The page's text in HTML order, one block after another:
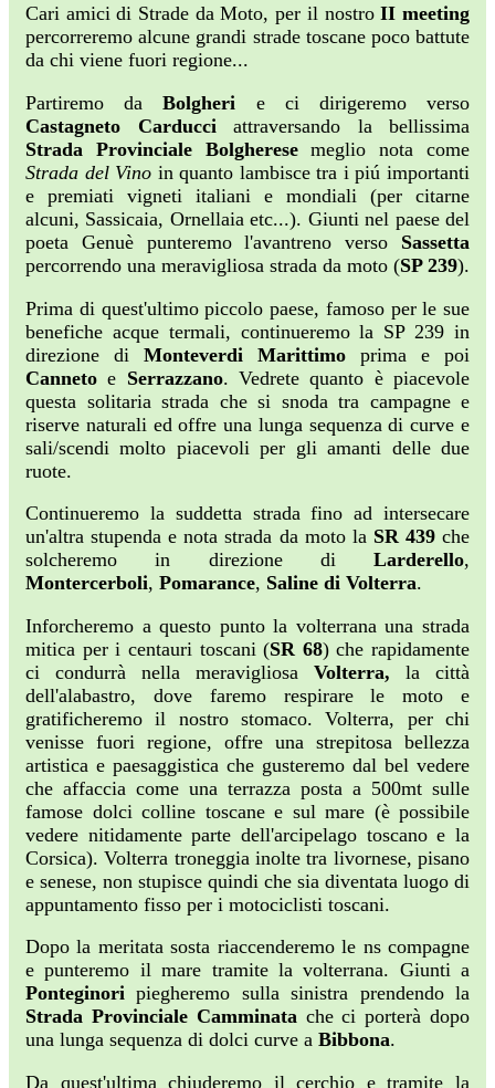
Cari amici di Strade da Moto, per il nostroII meeting
percorreremo alcune grandi strade toscane poco battute
da chi viene fuori regione...
Partiremo daBolgheri e ci dirigeremo verso
Castagneto Carducci attraversando la bellissima
Strada Provinciale Bolgheresemeglio nota come
Strada del Vino in quanto lambisce tra i piú importanti
e premiati vigneti italiani e mondiali (per citarne
alcuni, Sassicaia, Ornellaia etc...). Giunti nel paese del
poeta Genuè punteremo l'avantreno verso Sassetta
percorrendo una meravigliosa strada da moto (SP 239).
Prima di quest'ultimo piccolo paese, famoso per le sue
benefiche acque termali, continueremo la SP 239 in
direzione di Monteverdi Marittimo prima e poi
Canneto e Serrazzano. Vedrete quanto è piacevole
questa solitaria strada che si snoda tra campagne e
riserve naturali ed offre una lunga sequenza di curve e
sali/scendi molto piacevoli per gli amanti delle due
ruote.
Continueremo la suddetta strada fino ad intersecare
un'altra stupenda e nota strada da moto la SR 439che
solcheremo in direzione di Larderello,
Montercerboli, Pomarance, Saline di Volterra.
Inforcheremo a questo punto la volterrana una strada
mitica per i centauri toscani (SR 68) che rapidamente
ci condurrà nella meravigliosa Volterra, la
città
dell'alabastro, dove faremo respirare le moto e
gratificheremo il nostro stomaco. Volterra, per chi
venisse fuori regione, offre una strepitosa bellezza
artistica e paesaggistica che gusteremo dal bel vedere
che affaccia come una terrazza posta a 500mt sulle
famose dolci colline toscane e sul mare (è possibile
vedere nitidamente parte dell'arcipelago toscano e la
Corsica). Volterra troneggia inolte tra livornese, pisano
e senese, non stupisce quindi che sia diventata luogo di
appuntamento fisso per i motociclisti toscani.
Dopo la meritata sosta riaccenderemo le ns compagne
e punteremo il mare tramite la volterrana. Giunti a
Ponteginoripiegheremo sulla sinistra prendendo la
Strada Provinciale Camminatache ci porterà dopo
una lunga sequenza di dolci curve a Bibbona.
Da quest'ultima chiuderemo il cerchio e tramite la